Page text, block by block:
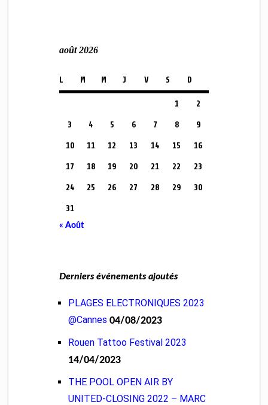
août 2026
L M M J V S D
1 2
3 4 5 6 7 8 9
10 11 12 13 14 15 16
17 18 19 20 21 22 23
24 25 26 27 28 29 30
31
« Août
Derniers événements ajoutés
PLAGES ELECTRONIQUES 2023
@Cannes 04/08/2023
Rouen Tattoo Festival 2023
14/04/2023
THE POOL OPEN AIR BY
UNITED-CLOSING 2022 – MARC